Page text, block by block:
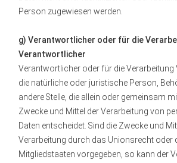
Person zugewiesen werden.
g) Verantwortlicher oder für die
Verantwortlicher
Verantwortlicher oder für die
die natürliche oder juristische Person,
andere Stelle, die allein oder gemeinsam
Zwecke und Mittel der Verarbeitung von
Daten entscheidet. Sind die Zwecke und
Verarbeitung durch das Unionsrecht oder
Mitgliedstaaten vorgegeben, so kann der